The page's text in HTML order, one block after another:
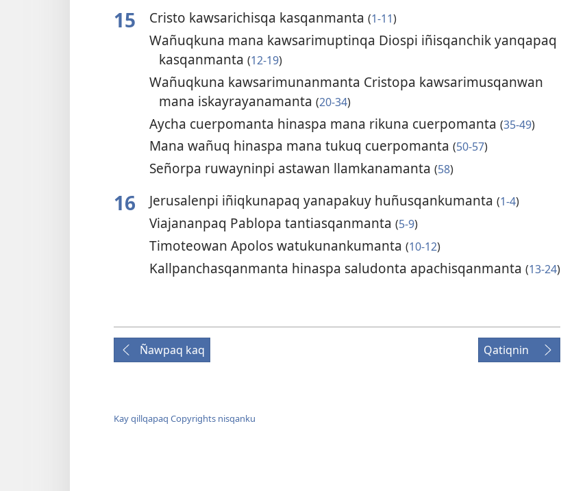
15 Cristo kawsarichisqa kasqanmanta (1-11)
Wañuqkuna mana kawsarimuptinqa Diospi iñisqanchik yanqapaq
kasqanmanta(12-19)
Wañuqkuna kawsarimunanmanta Cristopa kawsarimusqanwan
mana iskayrayanamanta(20-34)
Aycha cuerpomanta hinaspa mana rikuna cuerpomanta (35-49)
Mana wañuq hinaspa mana tukuq cuerpomanta (50-57)
Señorpa ruwayninpi astawan llamkanamanta (58)
16 Jerusalenpi iñiqkunapaq yanapakuy huñusqankumanta (1-4)
Viajananpaq Pablopa tantiasqanmanta (5-9)
Timoteowan Apolos watukunankumanta (10-12)
Kallpanchasqanmanta hinaspa saludonta apachisqanmanta (13-24)
Ñawpaq kaq Qatiqnin
Kay qillqapaq Copyrights nisqanku